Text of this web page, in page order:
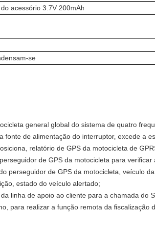
acessório 3.7V 200mAh
se
general global do sistema de quatro
fonte de alimentação do interruptor, excede a
relatório de GPS da motocicleta de
de GPS da motocicleta para
perseguidor de GPS da motocicleta, veículo
estado do veículo alertado;
linha de apoio ao cliente para a chamada do
para realizar a função remota da fiscalização